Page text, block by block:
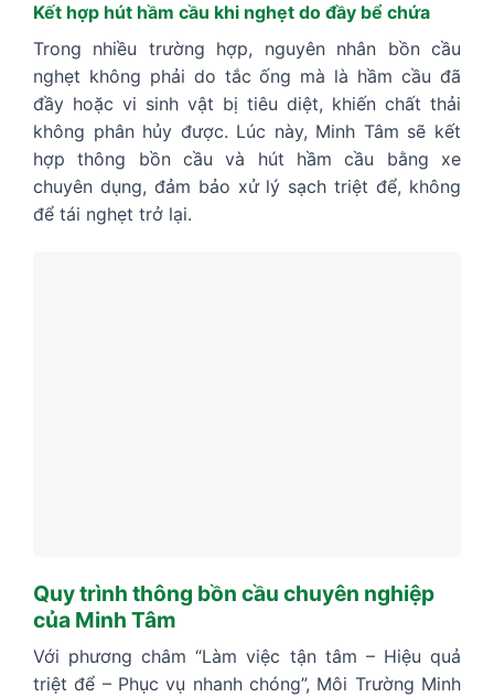
Kết hợp hút hầm cầu khi nghẹt do đầy bể chứa
Trong nhiều trường hợp, nguyên nhân bồn cầu
nghẹt không phải do tắc ống mà là hầm cầu đã
đầy hoặc vi sinh vật bị tiêu diệt, khiến chất thải
không phân hủy được. Lúc này, Minh Tâm sẽ kết
hợp thông bồn cầu và hút hầm cầu bằng xe
chuyên dụng, đảm bảo xử lý sạch triệt để, không
để tái nghẹt trở lại.
Quy trình thông bồn cầu chuyên nghiệp
của Minh Tâm
Với phương châm “Làm việc tận tâm – Hiệu quả
triệt để – Phục vụ nhanh chóng”, Môi Trường Minh